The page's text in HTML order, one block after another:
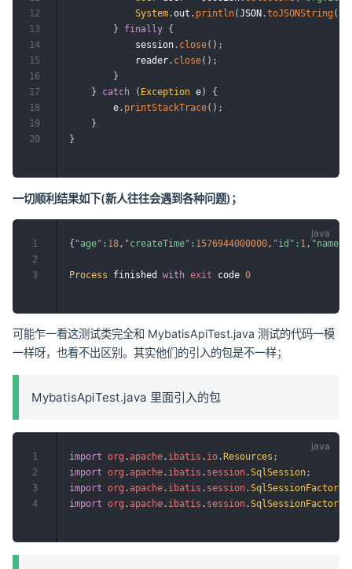
System .out . println(JSON .toJSONString (
}
finally {
            session
. close( ) ;
            reader
. close( ) ;
}
}
catch ( Exception e)
{
        e
. printStackTrace( ) ;
}
}
12
13
14
15
16
17
18
19
20
一切顺利结果如下(新人往往会遇到各种问题)；
{ "age" : 18, "createTime" : 1576944000000, "id" : 1, "name"
Process finished with exit code 0
1
2
3
可能乍一看这测试类完全和 MybatisApiTest.java 测试的代码一模
一样呀，也看不出区别。其实他们的引入的包是不一样；
MybatisApiTest.java 里面引入的包
import org .apache . ibatis . io . Resources ;
import org .apache . ibatis . session .SqlSession;
import org .apache . ibatis . session .SqlSessionFactory
import org .apache . ibatis . session .
1
2
3
4